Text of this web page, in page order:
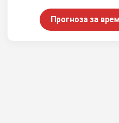
Прогноза за